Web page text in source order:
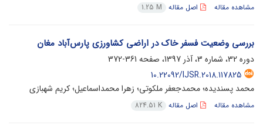
مشاهده مقاله اصل مقاله 1.25 M
بررسی وضعیت فسفر خاک در اراضی کشاورزی پارس‌آباد مغان
دوره 32، شماره 3، آذر 1397، صفحه
361-372
10.22092/IJSR.2018.117825
محمد پسندیده؛ محمد‌جعفر ملکوتی؛ زهرا محمداسماعیل؛ کریم شهبازی
مشاهده مقاله اصل مقاله 824.51 K